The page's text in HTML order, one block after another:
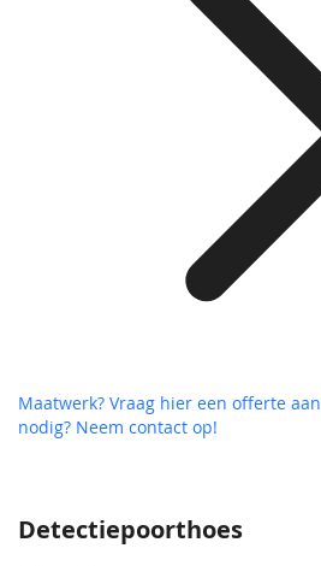
Detectiepoorthoes
Maatwerk? Vraag hier een offerte aan
nodig? Neem contact op!